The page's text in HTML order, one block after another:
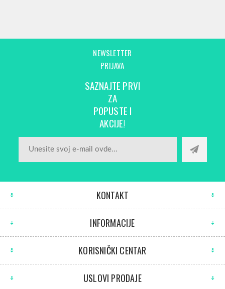
NEWSLETTER
PRIJAVA
SAZNAJTE PRVI
ZA
POPUSTE I
AKCIJE!
KONTAKT
INFORMACIJE
KORISNIČKI CENTAR
USLOVI PRODAJE